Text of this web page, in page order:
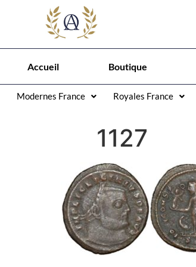
Accueil Boutique
Modernes France Royales France
1127